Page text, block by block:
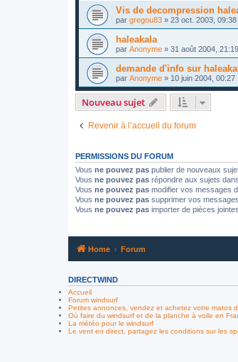
Vis de decompression
par gregou83 » 23 oct. 2003, 09:38
haleakala
par Anonyme » 31 août 2004, 21:19
demande d'info sur
par Anonyme » 10 juin 2004, 00:27
Nouveau sujet
Revenir à l’accueil du forum
PERMISSIONS DU FORUM
Vous ne pouvez pas publier de nouveaux
Vous ne pouvez pas répondre aux sujets
Vous ne pouvez pas modifier vos messages
Vous ne pouvez pas supprimer vos
Vous ne pouvez pas importer de pièces
Home Forum
DIRECTWIND
Accueil
Forum windsurf
Petites annonces, vendez et achetez votre matos
Où faire du windsurf et de la planche à voile en
La météo pour le windsurf
Le vent en direct, partagez les conditions sur les